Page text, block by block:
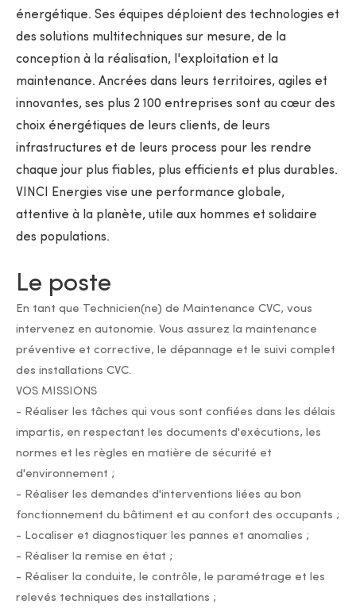
énergétique. Ses équipes déploient des technologies et
des solutions multitechniques sur mesure, de la
conception à la réalisation, l'exploitation et la
maintenance. Ancrées dans leurs territoires, agiles et
innovantes, ses plus 2 100 entreprises sont au cœur des
choix énergétiques de leurs clients, de leurs
infrastructures et de leurs process pour les rendre
chaque jour plus fiables, plus efficients et plus durables.
VINCI Energies vise une performance globale,
attentive à la planète, utile aux hommes et solidaire
des populations.
Le poste
En tant que Technicien(ne) de Maintenance CVC, vous
intervenez en autonomie. Vous assurez la maintenance
préventive et corrective, le dépannage et le suivi complet
des installations CVC.
VOS MISSIONS
- Réaliser les tâches qui vous sont confiées dans les délais
impartis, en respectant les documents d'exécutions, les
normes et les règles en matière de sécurité et
d'environnement ;
- Réaliser les demandes d'interventions liées au bon
fonctionnement du bâtiment et au confort des occupants ;
- Localiser et diagnostiquer les pannes et anomalies ;
- Réaliser la remise en état ;
- Réaliser la conduite, le contrôle, le paramétrage et les
relevés techniques des installations ;